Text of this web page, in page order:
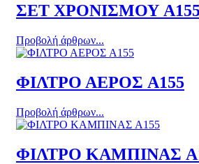
ΣΕΤ ΧΡΟΝΙΣΜΟΥ
Προβολή άρθρων...
ΦΙΛΤΡΟ ΑΕΡΟΣ A155
Προβολή άρθρων...
ΦΙΛΤΡΟ ΚΑΜΠΙΝΑΣ